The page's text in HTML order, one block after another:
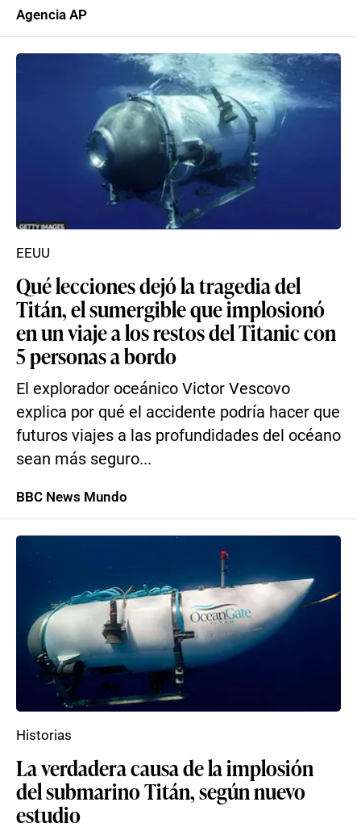
Agencia AP
Qué lecciones dejó la tragedia del
Titán, el sumergible que implosionó
en un viaje a los restos del Titanic con
5 personas a bordo
El explorador oceánico Victor Vescovo
explica por qué el accidente podría hacer que
futuros viajes a las profundidades del océano
sean más seguro...
EEUU
BBC News Mundo
La verdadera causa de la implosión
del submarino Titán, según nuevo
estudio
Historias